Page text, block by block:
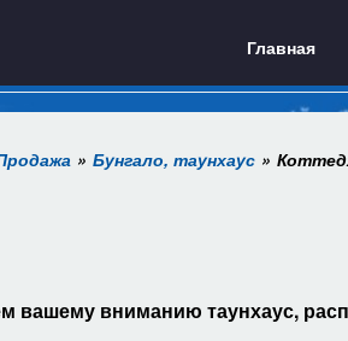
Главная
Бунгало, таунхаус
вашему вниманию таунхаус,